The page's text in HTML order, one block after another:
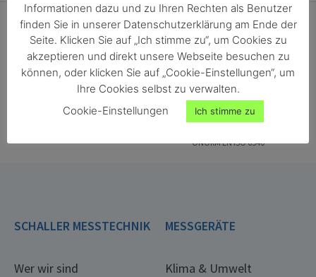
ONORM EN ISO 18134-2
ONORM EN ISO 4684
ONORM EN ISO 13183-1
ONORM EN ISO 6540
SCHALLER MESSTECHNIK
Wer wir sind
MESSGERÄTE
Klima & Umwelt
Informationen dazu und zu Ihren Rechten als Benutzer
finden Sie in unserer Datenschutzerklärung am Ende der
Seite. Klicken Sie auf „Ich stimme zu“, um Cookies zu
akzeptieren und direkt unsere Webseite besuchen zu
können, oder klicken Sie auf „Cookie-Einstellungen“, um
Ihre Cookies selbst zu verwalten.
Cookie-Einstellungen
Ich stimme zu